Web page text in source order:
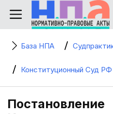
База НПА
Конституционный Суд РФ
Постановление